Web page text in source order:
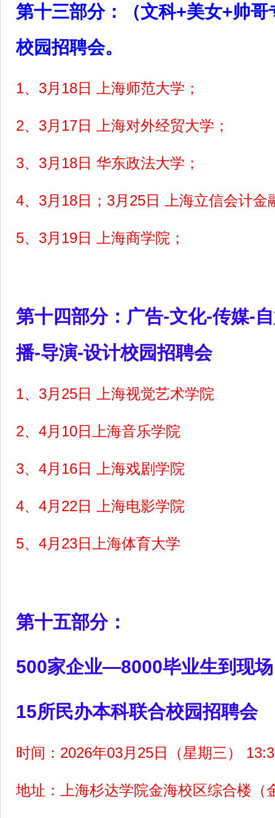
第十三部分：
（文科+美女+帅
校园招聘会。
1、3月18日 上海师范大学；
2、3月17日 上海对外经贸大学；
3、3月18日 华东政法大学；
4、3月18日；3月25日 上海立信会计金
5、3月19日 上海商学院；
第十四部分：广告-文化-传媒-
播-导演-设计校园招聘会
1、3月25日 上海视觉艺术学院
2、4月10日上海音乐学院
3、4月16日 上海戏剧学院
4、4月22日 上海电影学院
5、4月23日上海体育大学
第十五部分：
500家企业—8000毕业生到现场
15所民办本科联合校园招聘会
时间：2026年03月25日（星期三）
地址：上海杉达学院金海校区综合楼（